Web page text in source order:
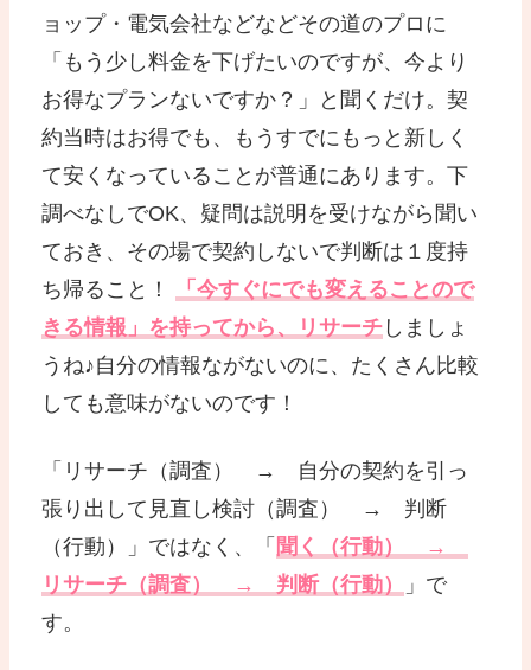
ョップ・電気会社などなどその道のプロに
「もう少し料金を下げたいのですが、今より
お得なプランないですか？」と聞くだけ。契
約当時はお得でも、もうすでにもっと新しく
て安くなっていることが普通にあります。下
調べなしでOK、疑問は説明を受けながら聞い
ておき、その場で契約しないで判断は１度持
ち帰ること！
「今すぐにでも変えることので
きる情報」を持ってから、リサーチ しましょ
うね♪自分の情報ながないのに、たくさん比較
しても意味がないのです！
「リサーチ（調査） → 自分の契約を引っ
張り出して見直し検討（調査） → 判断
（行動）」ではなく、「 聞く（行動） →
リサーチ（調査） → 判断（行動）
」で
す。